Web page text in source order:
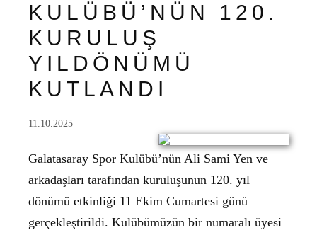
KULÜBÜ’NÜN 120.
KURULUŞ
YILDÖNÜMÜ
KUTLANDI
11.10.2025
Galatasaray Spor Kulübü’nün Ali Sami Yen ve
arkadaşları tarafından kuruluşunun 120. yıl
dönümü etkinliği 11 Ekim Cumartesi günü
gerçekleştirildi. Kulübümüzün bir numaralı üyesi